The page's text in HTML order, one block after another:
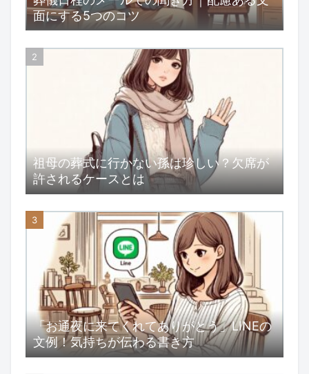
面にする5つのコツ
祖母の葬式に行かない孫は珍しい？欠席が
許されるケースとは
「お通夜に来てくれてありがとう」LINEの
文例！気持ちが伝わる書き方